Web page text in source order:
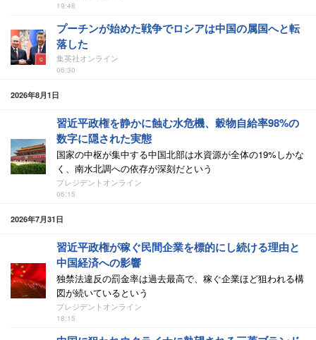
19:48
プーチンが始めた戦争でロシアは中国の属国へと転
落した
集英社オンライン
06:30
2026年8月1日
習近平政権を静かに蝕む水危機、穀物自給率98%の
数字に隠された実態
国家の中枢が集中する中国北部は水資源が全体の19%しかな
く、南水北調への依存が深刻だという
プレジデントオンライン
06:15
2026年7月31日
習近平政権が稼ぐ民間企業を標的にし続ける理由と
中国経済への影響
独禁法違反の罰金率は過去最高で、稼ぐ企業ほど狙われる構
図が続いているという
プレジデントオンライン
18:15